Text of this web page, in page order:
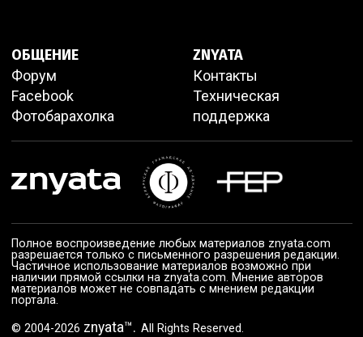
ОБЩЕНИЕ
Форум
Facebook
Фотобарахолка
ZNYATA
Контакты
Техническая
поддержка
Полное воспроизведение любых материалов znyata.com
разрешается только с письменного разрешения редакции.
Частичное использование материалов возможно при
наличии прямой ссылки на znyata.com. Мнение авторов
материалов может не совпадать с мнением редакции
портала.
© 2004-2026 znyata™. All Rights Reserved.